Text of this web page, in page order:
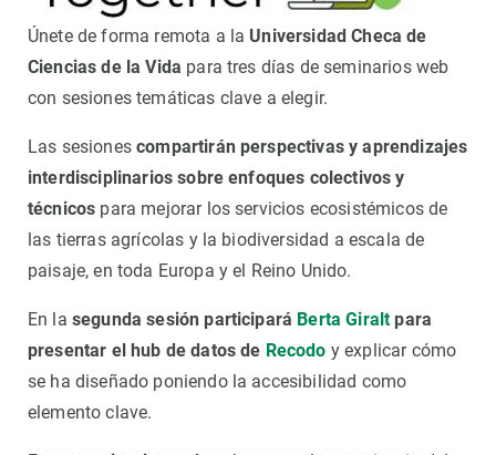
Únete de forma remota a la Universidad Checa de
Ciencias de la Vida para tres días de seminarios web
con sesiones temáticas clave a elegir.
Las sesionescompartirán perspectivas y aprendizajes
interdisciplinarios sobre enfoques colectivos y
técnicos para mejorar los servicios ecosistémicos de
las tierras agrícolas y la biodiversidad a escala de
paisaje, en toda Europa y el Reino Unido.
En la segunda sesión participará Berta Giraltpara
presentar el hub de datos de Recodo y explicar cómo
se ha diseñado poniendo la accesibilidad como
elemento clave.